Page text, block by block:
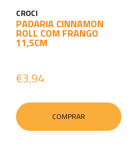
CROCI
PADARIA CINNAMON
ROLL COM FRANGO
11,5CM
€3,94
COMPRAR